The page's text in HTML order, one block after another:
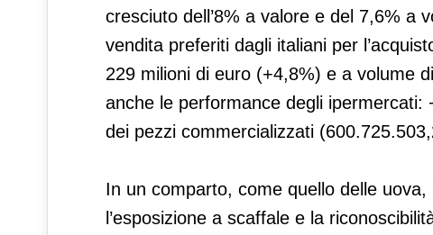
cresciuto dell’8% a valore e del 7,6% a
vendita preferiti dagli italiani per
229 milioni di euro (+4,8%) e a volume
anche le performance degli ipermercati:
dei pezzi commercializzati
In un comparto, come quello delle
l’esposizione a scaffale e la